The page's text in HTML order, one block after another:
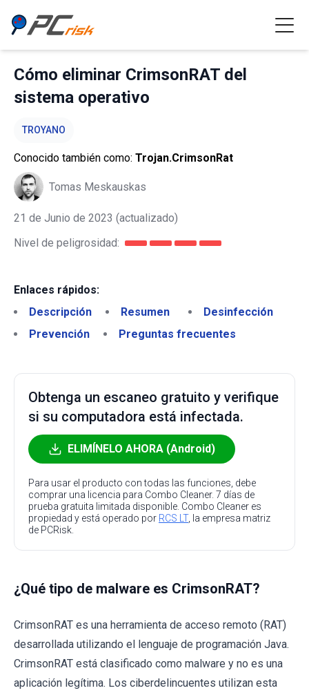
Cómo eliminar CrimsonRAT del
sistema operativo
TROYANO
Conocido también como: Trojan.CrimsonRat
Tomas Meskauskas
21 de Junio de 2023 (actualizado)
Nivel de peligrosidad:
Enlaces rápidos:
Descripción
Resumen
Desinfección
Prevención
Preguntas frecuentes
Obtenga un escaneo gratuito y verifique
si su computadora está infectada.
ELIMÍNELO AHORA (Android)
Para usar el producto con todas las funciones, debe
comprar una licencia para Combo Cleaner. 7 días de
prueba gratuita limitada disponible. Combo Cleaner es
propiedad y está operado por RCS LT, la empresa matriz
de PCRisk.
¿Qué tipo de malware es CrimsonRAT?
CrimsonRAT es una herramienta de acceso remoto (RAT)
desarrollada utilizando el lenguaje de programación Java.
CrimsonRAT está clasificado como malware y no es una
aplicación legítima. Los ciberdelincuentes utilizan esta